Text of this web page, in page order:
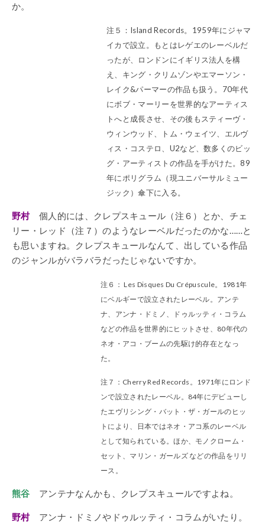
か。
注５：Island Records。1959年にジャマ
イカで設立。もとはレゲエのレーベルだ
ったが、ロンドンにイギリス法人を構
え、キング・クリムゾンやエマーソン・
レイク&パーマーの作品も扱う。70年代
にボブ・マーリーを世界的なアーティス
トへと成長させ、その後もスティーヴ・
ウィンウッド、トム・ウェイツ、エルヴ
ィス・コステロ、U2など、数多くのビッ
グ・アーティストの作品を手がけた。89
年にポリグラム（現ユニバーサルミュー
ジック）傘下に入る。
野村個人的には、クレプスキュール（注６）とか、チェ
リー・レッド（注７）のようなレーベルだったのかな……と
も思いますね。クレプスキュールなんて、出している作品
のジャンルがバラバラだったじゃないですか。
注６： Les Disques Du Crépuscule。1981年
にベルギーで設立されたレーベル。アンテ
ナ、アンナ・ドミノ、ドゥルッティ・コラム
などの作品を世界的にヒットさせ、80年代の
ネオ・アコ・ブームの先駆け的存在となっ
た。
注７：Cherry Red Records。1971年にロンド
ンで設立されたレーベル。84年にデビューし
たエヴリシング・バット・ザ・ガールのヒッ
トにより、日本ではネオ・アコ系のレーベル
として知られている。ほか、モノクローム・
セット、マリン・ガールズ などの作品をリリ
ース。
熊谷 アンテナなんかも、クレプスキュールですよね。
野村アンナ・ドミノやドゥルッティ・コラムがいたり。